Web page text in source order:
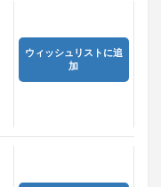
ウィッシュリストに追
加